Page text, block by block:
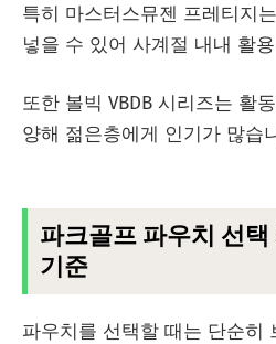
특히 마스터스뮤젠 프레티지
넣을 수 있어 사계절 내내 활
또한 볼빅 VBDB 시리즈는 활
양해 젊은층에게 인기가 많습
파크골프 파우치 선
기준
파우치를 선택할 때는 단순히